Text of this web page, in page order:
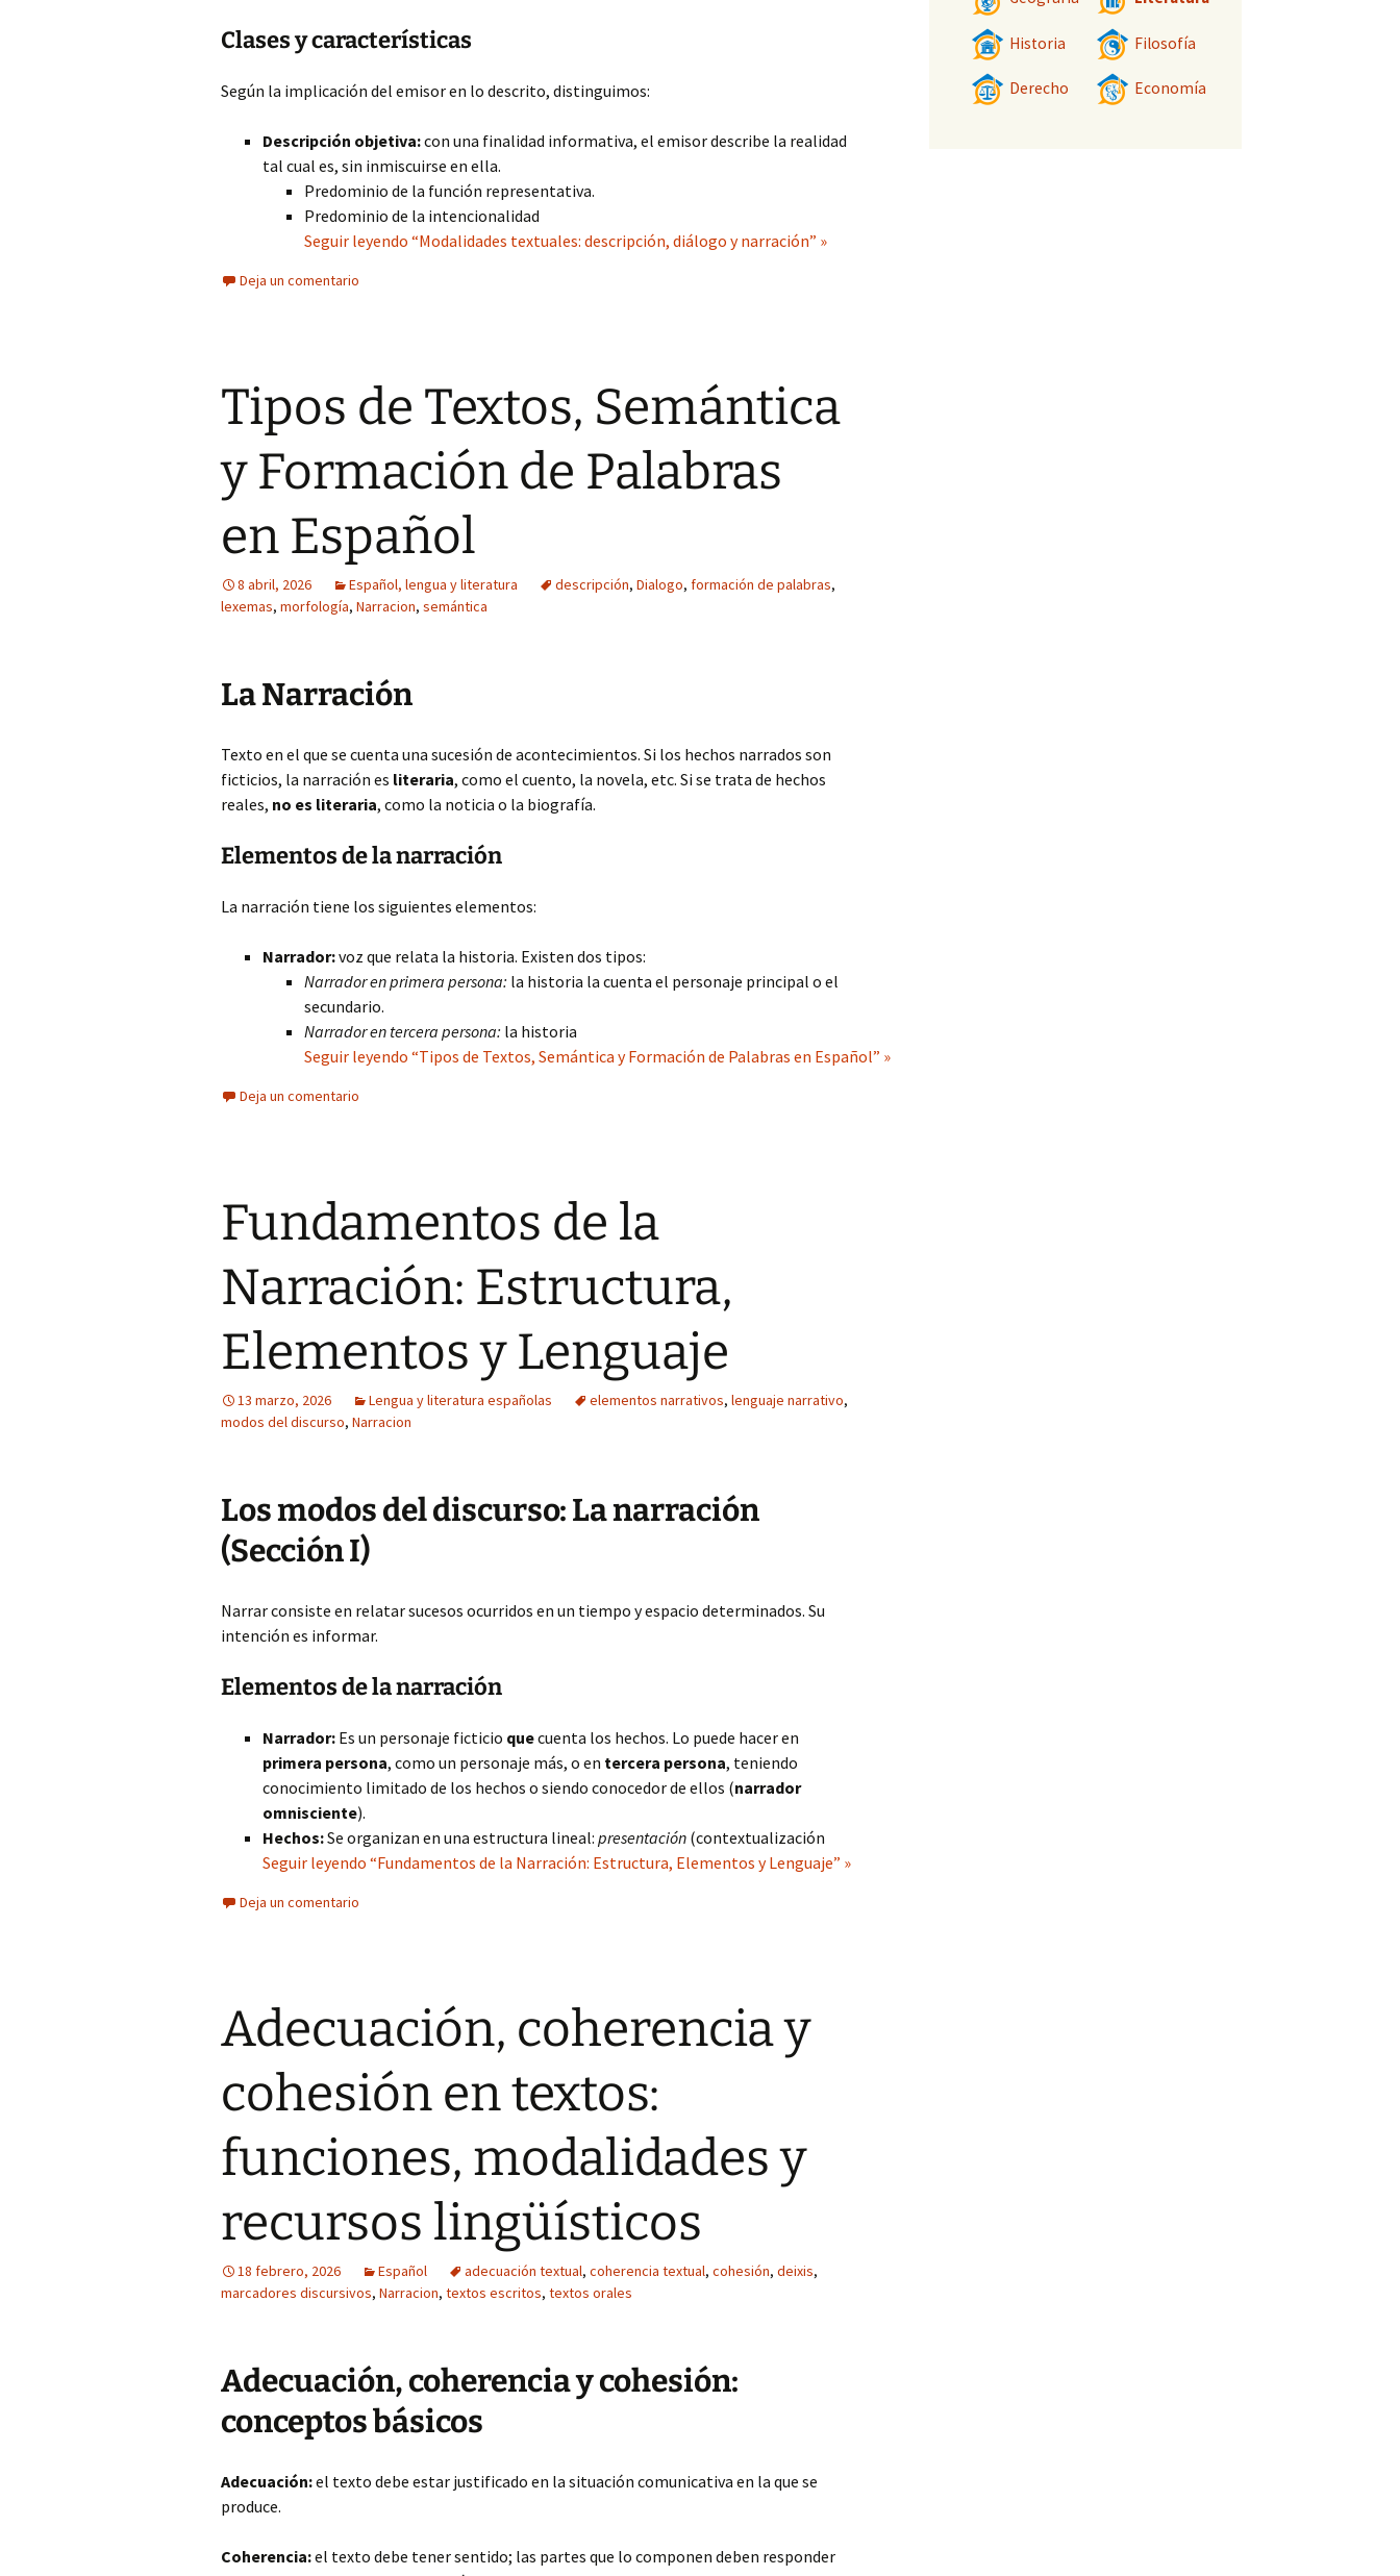
Clases y características
Según la implicación del emisor en lo descrito, distinguimos:
Descripción objetiva:con una finalidad informativa, el emisor describe la realidad
tal cual es, sin inmiscuirse en ella.
Predominio de la función representativa.
Predominio de la intencionalidad
Seguir leyendo “Modalidades textuales: descripción, diálogo y narración” »
Deja un comentario
Tipos de Textos, Semántica
y Formación de Palabras
en Español
8 abril, 2026 Español, lengua y literatura descripción, Dialogo, formación de palabras,
lexemas, morfología, Narracion, semántica
La Narración
Texto en el que se cuenta una sucesión de acontecimientos. Si los hechos narrados son
ficticios, la narración es literaria, como el cuento, la novela, etc. Si se trata de hechos
reales, no es literaria, como la noticia o la biografía.
Elementos de la narración
La narración tiene los siguientes elementos:
Narrador:voz que relata la historia. Existen dos tipos:
Narrador en primera persona: la historia la cuenta el personaje principal o el
secundario.
Narrador en tercera persona: la historia
Seguir leyendo “Tipos de Textos, Semántica y Formación de Palabras en Español” »
Deja un comentario
Fundamentos de la
Narración: Estructura,
Elementos y Lenguaje
13 marzo, 2026 Lengua y literatura españolas elementos narrativos, lenguaje narrativo,
modos del discurso, Narracion
Los modos del discurso: La narración
(Sección I)
Narrar consiste en relatar sucesos ocurridos en un tiempo y espacio determinados. Su
intención es informar.
Elementos de la narración
Narrador: Es un personaje ficticio quecuenta los hechos. Lo puede hacer en
primera persona, como un personaje más, o en tercera persona, teniendo
conocimiento limitado de los hechos o siendo conocedor de ellos (narrador
omnisciente).
Hechos:Se organizan en una estructura lineal: presentación (contextualización
Seguir leyendo “Fundamentos de la Narración: Estructura, Elementos y Lenguaje” »
Deja un comentario
Adecuación, coherencia y
cohesión en textos:
funciones, modalidades y
recursos lingüísticos
18 febrero, 2026 Español adecuación textual, coherencia textual, cohesión, deixis,
marcadores discursivos, Narracion, textos escritos, textos orales
Adecuación, coherencia y cohesión:
conceptos básicos
Adecuación:el texto debe estar justificado en la situación comunicativa en la que se
produce.
Coherencia:el texto debe tener sentido; las partes que lo componen deben responder
Historia Filosofía
Derecho Economía